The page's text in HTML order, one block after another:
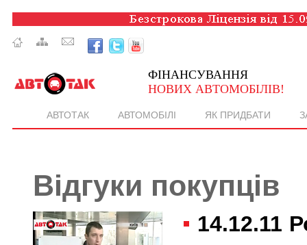
ФІНАНСУВАННЯ
НОВИХ АВТОМОБІЛІВ!
АВТОТАК АВТОМОБІЛІ ЯК ПРИДБАТИ
Відгуки покупців
14.12.11